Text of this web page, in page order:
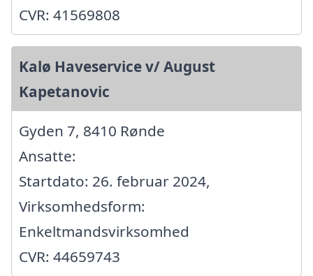
CVR: 41569808
Kalø Haveservice v/ August
Kapetanovic
Gyden 7, 8410 Rønde
Ansatte:
Startdato: 26. februar 2024,
Virksomhedsform:
Enkeltmandsvirksomhed
CVR: 44659743